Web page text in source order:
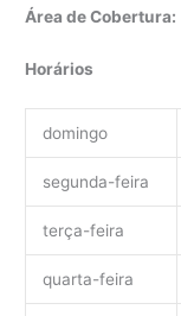
Área de Cobertura:
Horários
domingo
segunda-feira
terça-feira
quarta-feira